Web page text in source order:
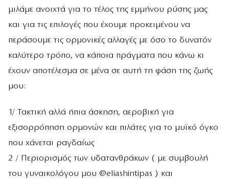
μιλάμε ανοιχτά για το τέλος της εμμήνου ρύσης μας
και για τις επιλογές που έχουμε προκειμένου να
περάσουμε τις ορμονικές αλλαγές με όσο το δυνατόν
καλύτερο τρόπο, να κάποια πράγματα που κάνω κι
έχουν αποτέλεσμα σε μένα σε αυτή τη φάση της ζωής
μου:
1/ Τακτική αλλά ήπια άσκηση, αεροβική για
εξισορρόπηση ορμονών και πιλάτες για το μυϊκό όγκο
που χάνεται ραγδαίως
2 / Περιορισμός των υδατανθράκων ( με συμβουλή
του γυναικολόγου μου @eliashintipas ) και